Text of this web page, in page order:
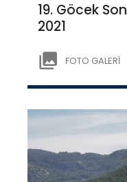
19. Göcek
2021
FOTO GALERİ